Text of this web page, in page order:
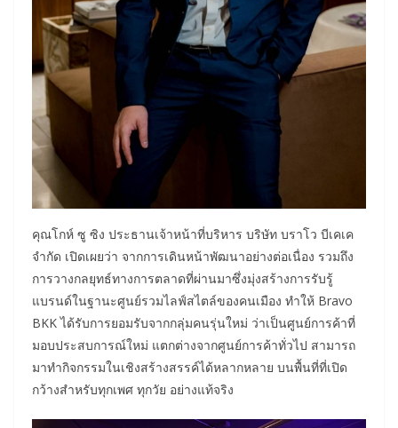
คุณโกห์ ซู ซิง ประธานเจ้าหน้าที่บริหาร บริษัท บราโว บีเคเค
จำกัด เปิดเผยว่า จากการเดินหน้าพัฒนาอย่างต่อเนื่อง รวมถึง
การวางกลยุทธ์ทางการตลาดที่ผ่านมาซึ่งมุ่งสร้างการรับรู้
แบรนด์ในฐานะศูนย์รวมไลฟ์สไตล์ของคนเมือง ทำให้ Bravo
BKK ได้รับการยอมรับจากกลุ่มคนรุ่นใหม่ ว่าเป็นศูนย์การค้าที่
มอบประสบการณ์ใหม่ แตกต่างจากศูนย์การค้าทั่วไป สามารถ
มาทำกิจกรรมในเชิงสร้างสรรค์ได้หลากหลาย บนพื้นที่ที่เปิด
กว้างสำหรับทุกเพศ ทุกวัย อย่างแท้จริง